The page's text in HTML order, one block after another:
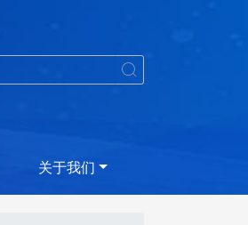

关于我们